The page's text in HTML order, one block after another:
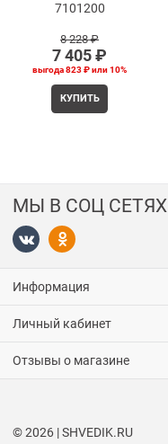
7101200
8 228 ₽
7 405 ₽
выгода823 ₽или10%
КУПИТЬ
МЫ В СОЦ СЕТЯХ
Информация
Личный кабинет
Отзывы о магазине
© 2026 | SHVEDIK.RU